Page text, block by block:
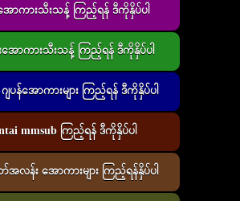
အောကားသီးသန့် ကြည့်ရန် ဒီကိုနှိပ်ပါ
းအောကားသီးသန့် ကြည့်ရန် ဒီကိုနှိပ်ပါ
ျပန်အောကားများ ကြည့်ရန် ဒီကိုနှိပ်ပါ
mmsub ကြည့်ရန် ဒီကိုနှိပ်ပါ
အလန်း အောကားများ ကြည့်ရန်နှိပ်ပါ